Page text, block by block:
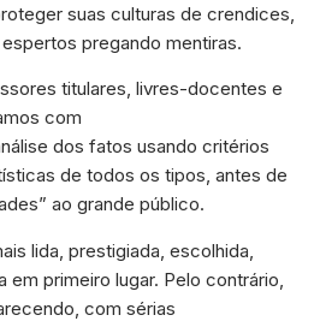
suas culturas de crendices,
pregando mentiras.
titulares, livres-docentes e
com
dos fatos usando critérios
de todos os tipos, antes de
ao grande público.
lida, prestigiada, escolhida,
em primeiro lugar. Pelo contrário,
com sérias